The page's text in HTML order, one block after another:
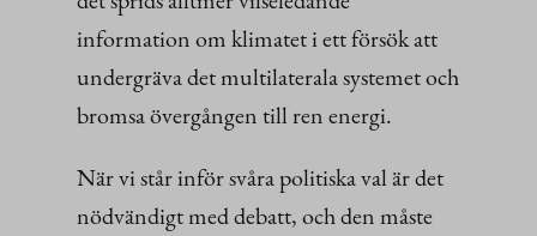
information om klimatet i ett försök att
undergräva det multilaterala systemet och
bromsa övergången till ren energi.
När vi står inför svåra politiska val är det
nödvändigt med debatt, och den måste